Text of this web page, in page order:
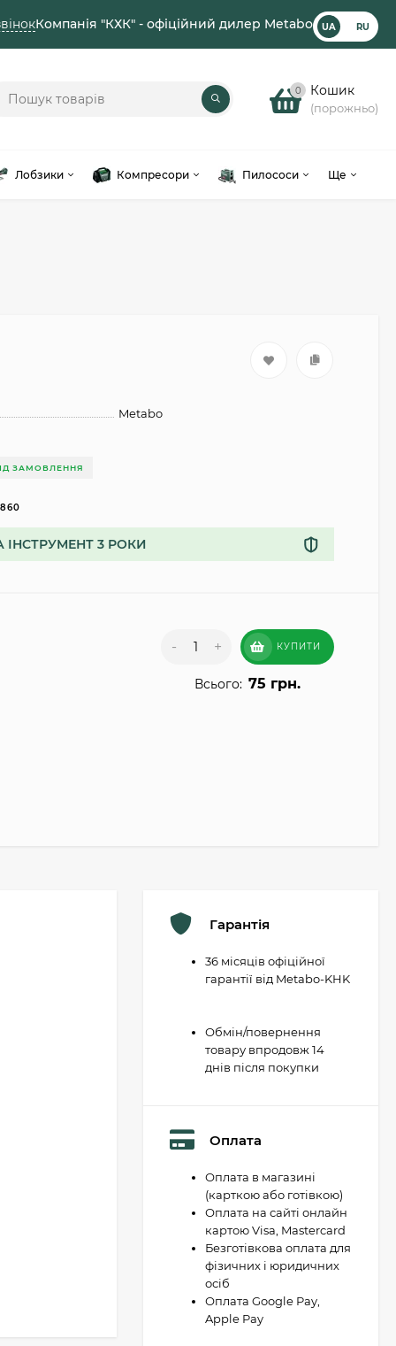
Компанія "КХК" - офіційний дилер Metabo UA RU
0 Кошик
(порожньо)
Лобзики Компресори Пилососи Ще
Metabo
ЗАМОВЛЕННЯ
ІНСТРУМЕНТ 3 РОКИ
- + КУПИТИ
Всього: 75 грн.
Гарантія
36 місяців офіційної
гарантії від Metabo-KHK
Обмін/повернення
товару впродовж 14
днів після покупки
Оплата
Оплата в магазині
(карткою або готівкою)
Оплата на сайті онлайн
картою Visa, Mastercard
Безготівкова оплата для
фізичних і юридичних
осіб
Оплата Google Pay,
Apple Pay